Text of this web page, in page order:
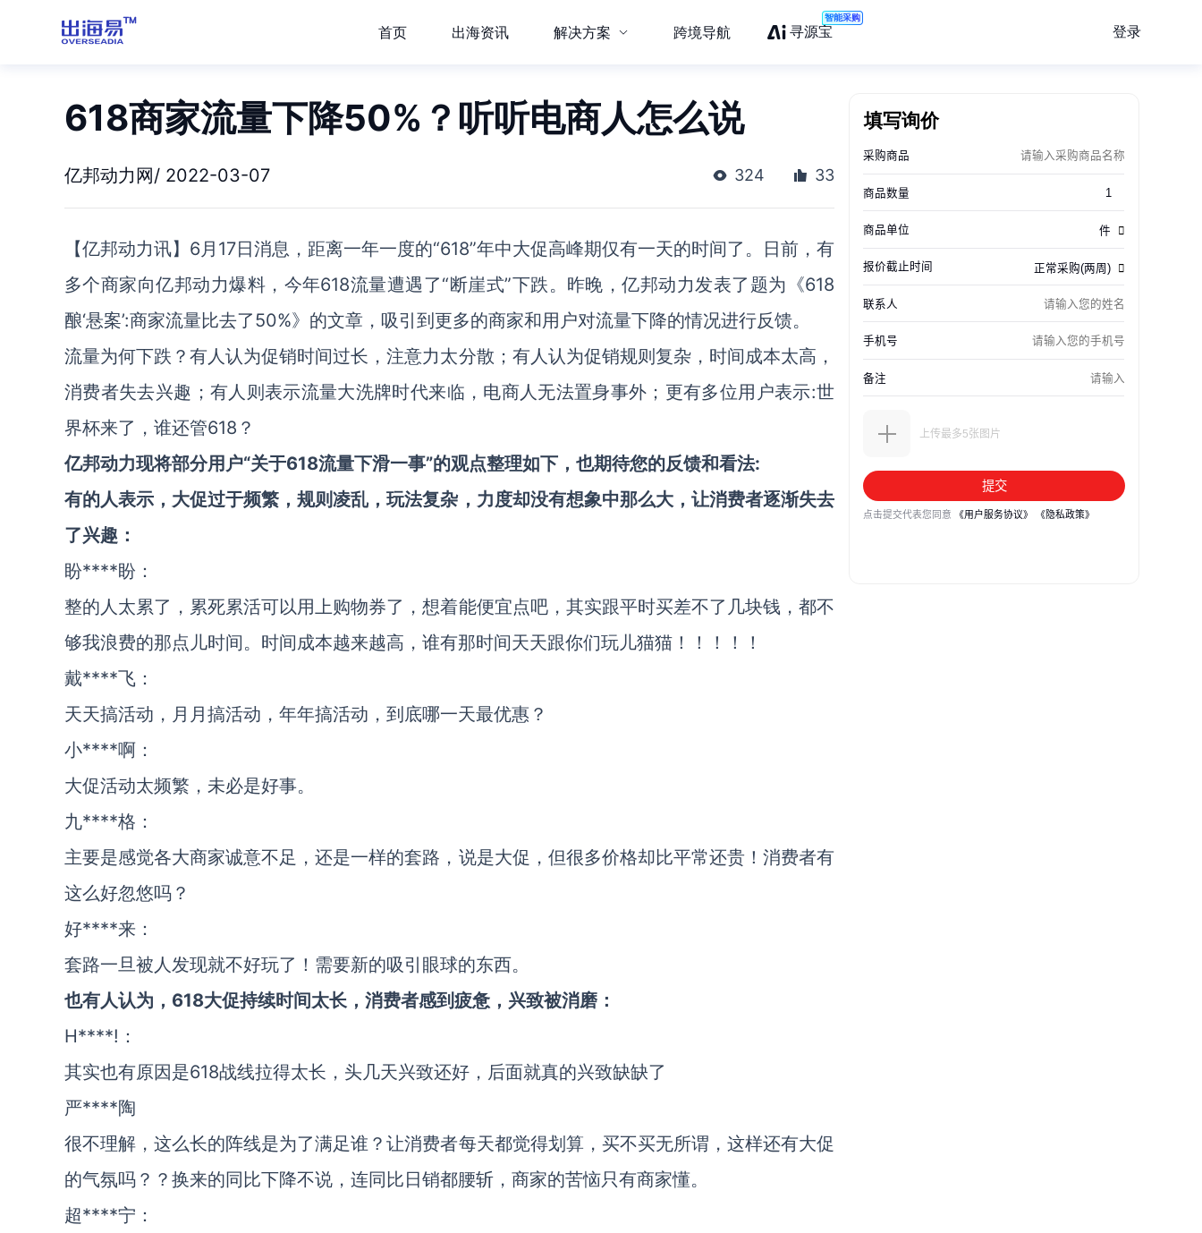
首页 出海资讯 解决方案 跨境导航 寻源宝
智能采购
登录
618商家流量下降50%？听听电商人怎么说
亿邦动力网/ 2022-03-07 324 33
【亿邦动力讯】6月17日消息，距离一年一度的“618”年中大促高峰期仅有一天的时间了。日前，有
多个商家向亿邦动力爆料，今年618流量遭遇了“断崖式”下跌。昨晚，亿邦动力发表了题为《618
酿‘悬案’:商家流量比去了50%》的文章，吸引到更多的商家和用户对流量下降的情况进行反馈。
流量为何下跌？有人认为促销时间过长，注意力太分散；有人认为促销规则复杂，时间成本太高，
消费者失去兴趣；有人则表示流量大洗牌时代来临，电商人无法置身事外；更有多位用户表示:世
界杯来了，谁还管618？
亿邦动力现将部分用户“关于618流量下滑一事”的观点整理如下，也期待您的反馈和看法:
有的人表示，大促过于频繁，规则凌乱，玩法复杂，力度却没有想象中那么大，让消费者逐渐失去
了兴趣：
盼****盼：
整的人太累了，累死累活可以用上购物券了，想着能便宜点吧，其实跟平时买差不了几块钱，都不
够我浪费的那点儿时间。时间成本越来越高，谁有那时间天天跟你们玩儿猫猫！！！！！
戴****飞：
天天搞活动，月月搞活动，年年搞活动，到底哪一天最优惠？
小****啊：
大促活动太频繁，未必是好事。
九****格：
主要是感觉各大商家诚意不足，还是一样的套路，说是大促，但很多价格却比平常还贵！消费者有
这么好忽悠吗？
好****来：
套路一旦被人发现就不好玩了！需要新的吸引眼球的东西。
也有人认为，618大促持续时间太长，消费者感到疲惫，兴致被消磨：
H****!：
其实也有原因是618战线拉得太长，头几天兴致还好，后面就真的兴致缺缺了
严****陶
很不理解，这么长的阵线是为了满足谁？让消费者每天都觉得划算，买不买无所谓，这样还有大促
的气氛吗？？换来的同比下降不说，连同比日销都腰斩，商家的苦恼只有商家懂。
超****宁：
填写询价